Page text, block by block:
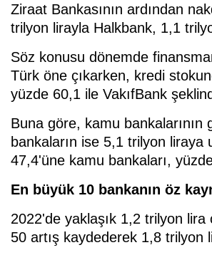
Ziraat Bankasının ardından
trilyon lirayla Halkbank, 1,1
Söz konusu dönemde
Türk öne çıkarken, kredi
yüzde 60,1 ile VakıfBank
Buna göre, kamu bankalarının
bankaların ise 5,1 trilyon
47,4'üne kamu bankaları,
En büyük 10 bankanın öz
2022'de yaklaşık 1,2 trilyon
50 artış kaydederek 1,8 trilyon